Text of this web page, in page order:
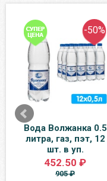
-50%
Вода Волжанка 0.5
литра, газ, пэт, 12
шт. в уп.
452.50 ₽
905 ₽